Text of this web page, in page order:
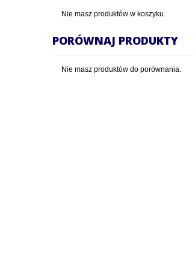
Nie masz produktów w koszyku.
PORÓWNAJ PRODUKTY
Nie masz produktów do porównania.